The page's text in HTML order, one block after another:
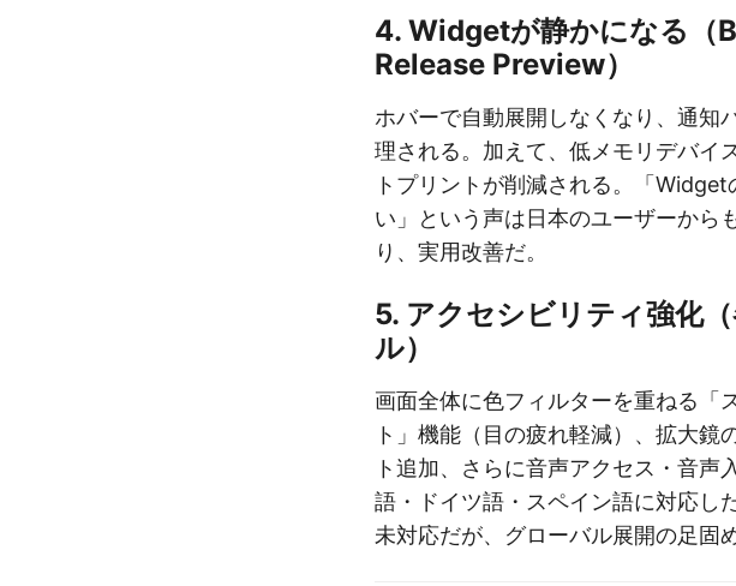
4. Widgetが静かになる（
Release Preview）
ホバーで自動展開しなくなり、通知
理される。加えて、低メモリデバイ
トプリントが削減される。「Widget
い」という声は日本のユーザーから
り、実用改善だ。
5. アクセシビリティ強化
ル）
画面全体に色フィルターを重ねる「
ト」機能（目の疲れ軽減）、拡大鏡
ト追加、さらに音声アクセス・音声
語・ドイツ語・スペイン語に対応し
未対応だが、グローバル展開の足固